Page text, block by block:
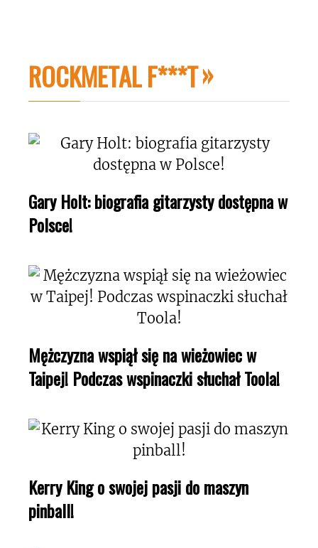
ROCKMETAL F***T
Gary Holt: biografia gitarzysty dostępna w
Polsce!
Mężczyzna wspiął się na wieżowiec w
Taipej! Podczas wspinaczki słuchał Toola!
Kerry King o swojej pasji do maszyn
pinball!